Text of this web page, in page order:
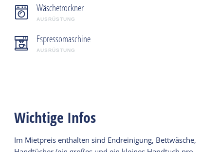
Wäschetrockner
AUSRÜSTUNG
Espressomaschine
AUSRÜSTUNG
Wichtige Infos
Im Mietpreis enthalten sind Endreinigung, Bettwäsche,